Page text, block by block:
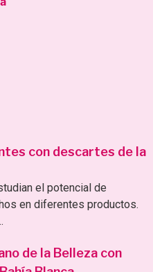
con descartes de la
el potencial de
en diferentes productos.
de la Belleza con